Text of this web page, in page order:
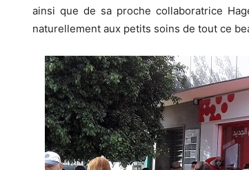
ainsi que de sa proche collaboratrice
naturellement aux petits soins de tout ce